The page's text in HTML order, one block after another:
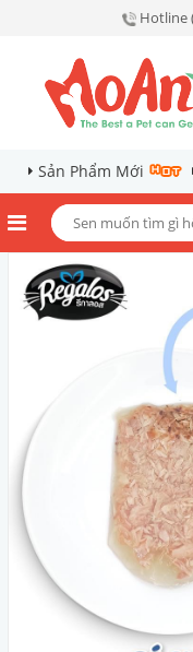
Hotline
Sản Phẩm Mới